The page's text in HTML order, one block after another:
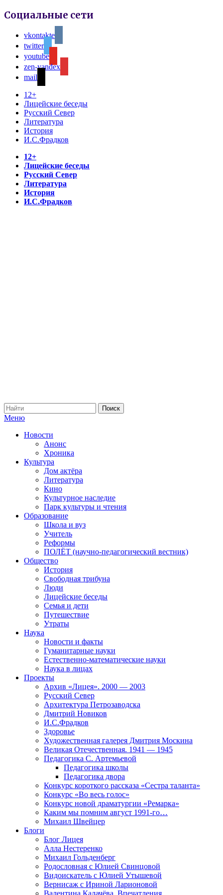
Социальные сети
vkontakte
twitter
youtube
zen-yandex
mail
12+
Лицейские беседы
Русский Север
Литература
История
И.С.Фрадков
12+
Лицейские беседы
Русский Север
Литература
История
И.С.Фрадков
Меню
Новости
Анонс
Хроника
Культура
Дом актёра
Литература
Кино
Культурное наследие
Парк культуры и чтения
Образование
Школа и вуз
Учитель
Реформы
ПОЛЁТ (научно-педагогический вестник)
Общество
История
Свободная трибуна
Люди
Лицейские беседы
Семья и дети
Путешествие
Утраты
Наука
Новости и факты
Гуманитарные науки
Естественно-математические науки
Наука в лицах
Проекты
Архив «Лицея». 2000 — 2003
Русский Север
Архитектура Петрозаводска
Дмитрий Новиков
И.С.Фрадков
Здоровье
Художественная галерея Дмитрия Москина
Великая Отечественная. 1941 — 1945
Педагогика С. Артемьевой
Педагогика школы
Педагогика двора
Конкурс короткого рассказа «Сестра таланта»
Конкурс «Во весь голос»
Конкурс новой драматургии «Ремарка»
Каким мы помним август 1991-го…
Михаил Швейцер
Блоги
Блог Лицея
Алла Нестеренко
Михаил Гольденберг
Родословная с Юлией Свинцовой
Видоискатель с Юлией Утышевой
Вернисаж с Ириной Ларионовой